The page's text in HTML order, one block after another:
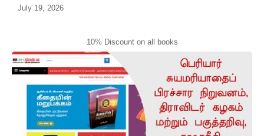
July 19, 2026
10% Discount on all books